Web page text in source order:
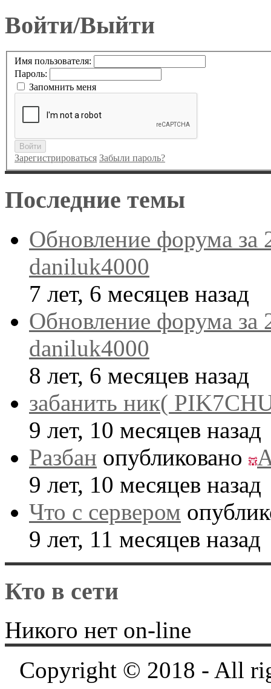
Войти/Выйти
Имя пользователя:
Пароль:
Запомнить меня
Войти
Зарегистрироваться Забыли пароль?
Последние темы
Обновление форума за
daniluk4000
7 лет, 6 месяцев назад
Обновление форума за
daniluk4000
8 лет, 6 месяцев назад
забанить ник(
9 лет, 10 месяцев назад
Разбан опубликовано
9 лет, 10 месяцев назад
Что с сервером
9 лет, 11 месяцев назад
Кто в сети
Никого нет on-line
Copyright © 2018 - All